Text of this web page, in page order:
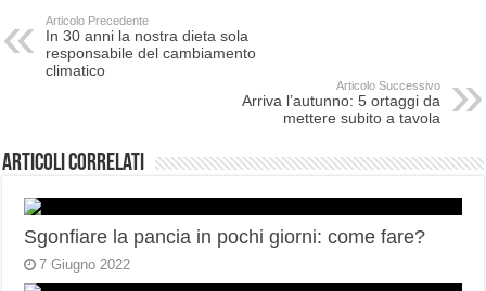
Articolo Precedente
In 30 anni la nostra dieta sola
responsabile del cambiamento
climatico
Articolo Successivo
Arriva l’autunno: 5 ortaggi da
mettere subito a tavola
Articoli correlati
Sgonfiare la pancia in pochi giorni: come fare?
7 Giugno 2022